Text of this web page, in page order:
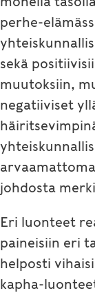
perhe-
sekä
muutoksiin,
negatiiviset
johdosta
Eri luonteet
paineisiin eri
helposti
kapha-